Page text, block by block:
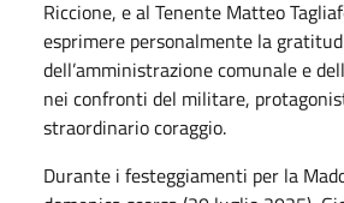
Riccione, e al Tenente Matteo
esprimere personalmente la
dell’amministrazione comunale e
nei confronti del militare,
straordinario coraggio.
Durante i festeggiamenti per la